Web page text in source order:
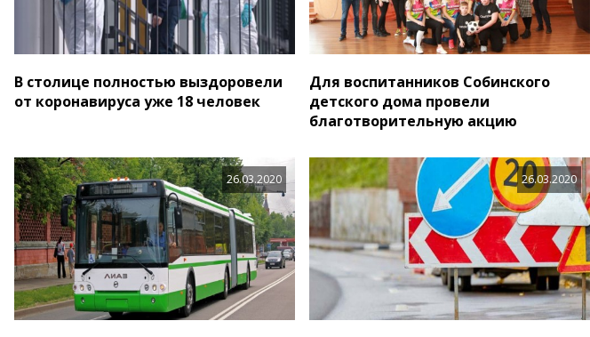
В столице полностью выздоровели
от коронавируса уже 18 человек
Для воспитанников Собинского
детского дома провели
благотворительную акцию
26.03.2020 26.03.2020